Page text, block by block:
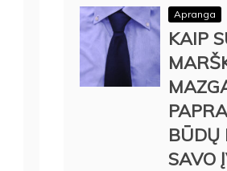
Apranga
KAIP
BŪDŲ
SAVO